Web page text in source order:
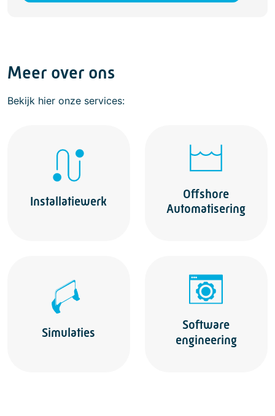
Meer over ons
Bekijk hier onze services:
Installatiewerk
Offshore
Automatisering
Simulaties
Software
engineering